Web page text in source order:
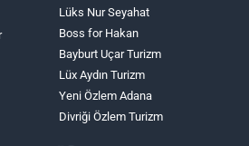
Lüks Nur Seyahat
Boss for Hakan
Bayburt Uçar Turizm
Lüx Aydın Turizm
Yeni Özlem Adana
Divriği Özlem Turizm